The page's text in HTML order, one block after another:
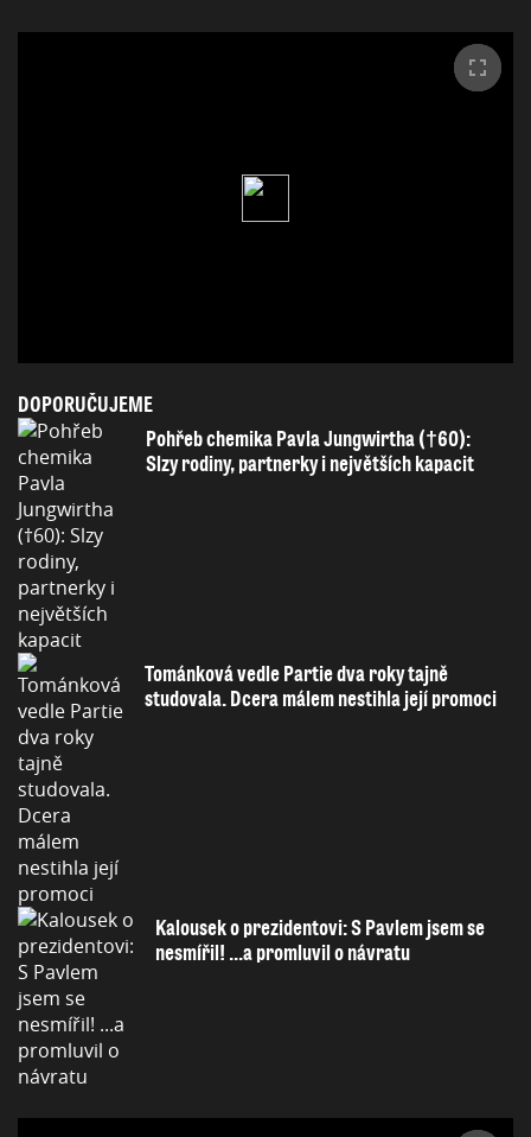
DOPORUČUJEME
Pohřeb chemika Pavla Jungwirtha (†60):
Slzy rodiny, partnerky i největších kapacit
Tománková vedle Partie dva roky tajně
studovala. Dcera málem nestihla její promoci
Kalousek o prezidentovi: S Pavlem jsem se
nesmířil! ...a promluvil o návratu